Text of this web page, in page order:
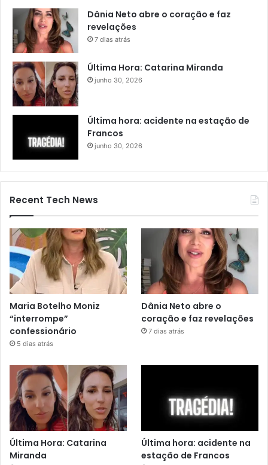
Dânia Neto abre o coração e faz
revelações
7 dias atrás
Última Hora: Catarina Miranda
junho 30, 2026
Última hora: acidente na estação de
Francos
junho 30, 2026
Recent Tech News
Maria Botelho Moniz
“interrompe”
confessionário
5 dias atrás
Dânia Neto abre o
coração e faz revelações
7 dias atrás
Última Hora: Catarina
Miranda
Última hora: acidente na
estação de Francos